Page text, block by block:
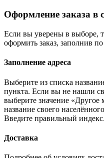
Оформление заказа в
Если вы уверены в выборе,
оформить заказ, заполнив
Заполнение адреса
Выберите из списка
пункта. Если вы не нашли
выберите значение
название своего
Введите правильный индекс.
Доставка